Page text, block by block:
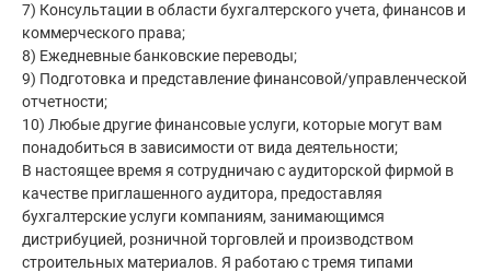
7) Консультации в области бухгалтерского учета, финансов и
коммерческого права;
8) Ежедневные банковские переводы;
9) Подготовка и представление финансовой/управленческой
отчетности;
10) Любые другие финансовые услуги, которые могут вам
понадобиться в зависимости от вида деятельности;
В настоящее время я сотрудничаю с аудиторской фирмой в
качестве приглашенного аудитора, предоставляя
бухгалтерские услуги компаниям, занимающимся
дистрибуцией, розничной торговлей и производством
строительных материалов. Я работаю с тремя типами